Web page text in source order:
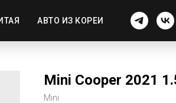
АВТО ИЗ КОРЕИ
Mini Cooper 2021
Mini